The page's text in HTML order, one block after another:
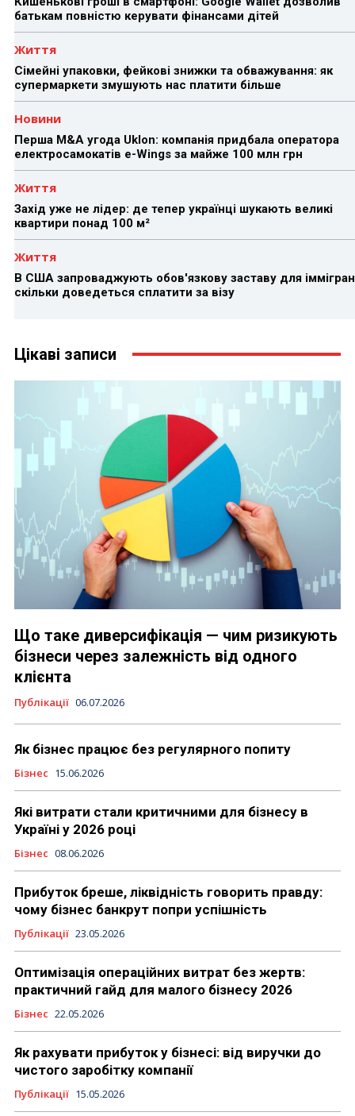
батькам повністю керувати фінансами дітей
Життя
Сімейні упаковки, фейкові знижки та обважування: як
супермаркети змушують нас платити більше
Новини
Перша M&A угода Uklon: компанія придбала оператора
електросамокатів e-Wings за майже 100 млн грн
Життя
Захід уже не лідер: де тепер українці шукають великі
квартири понад 100 м²
Життя
В США запроваджують обов'язкову заставу для
скільки доведеться сплатити за візу
Цікаві записи
Що таке диверсифікація — чим ризикують
бізнеси через залежність від одного
клієнта
Публікації 06.07.2026
Як бізнес працює без регулярного попиту
Бізнес 15.06.2026
Які витрати стали критичними для бізнесу в
Україні у 2026 році
Бізнес 08.06.2026
Прибуток бреше, ліквідність говорить правду:
чому бізнес банкрут попри успішність
Публікації 23.05.2026
Оптимізація операційних витрат без жертв:
практичний гайд для малого бізнесу 2026
Бізнес 22.05.2026
Як рахувати прибуток у бізнесі: від виручки до
чистого заробітку компанії
Публікації 15.05.2026